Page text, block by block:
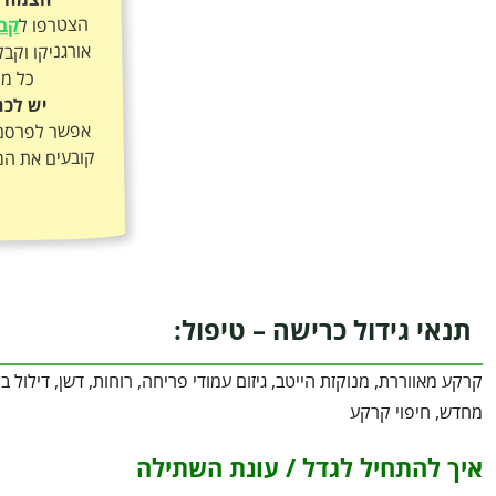
הצטרפו ל
כל
יש
אפשר
קובעים את
תנאי גידול כרישה – טיפול:
קרקע מאווררת, מנוקזת הייטב, גיזום עמודי פריחה, רוחות, דשן,
מחדש, חיפוי קרקע
איך להתחיל לגדל / עונת השתילה